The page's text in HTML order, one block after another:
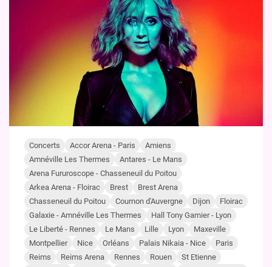
Concerts Accor Arena - Paris
Amiens
Amnéville Les Thermes
Antares - Le Mans
Arena Fururoscope - Chasseneuil du Poitou
Arkea Arena - Floirac
Brest
Brest Arena
Chasseneuil du Poitou
Cournon d'Auvergne Dijon
Floirac
Galaxie - Amnéville Les Thermes
Hall Tony Garnier - Lyon
Le Liberté - Rennes
Le Mans Lille Lyon
Maxeville
Montpellier
Nice Orléans Palais Nikaia - Nice
Paris
Reims
Reims Arena Rennes Rouen
St Etienne